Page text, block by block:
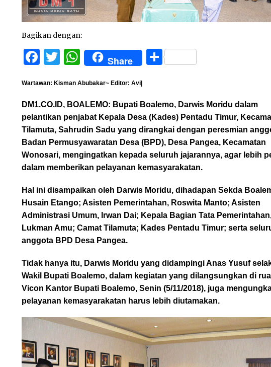
Bagikan dengan:
Facebook
Twitter
WhatsApp
Share Share
Wartawan: Kisman Abubakar~ Editor: Avi|
DM1.CO.ID, BOALEMO: Bupati Boalemo, Darwis Moridu dalam
pelantikan penjabat Kepala Desa (Kades) Pentadu Timur,
Tilamuta, Sahrudin Sadu yang dirangkai dengan peresmian
Badan Permusyawaratan Desa (BPD), Desa Pangea, Kecamatan
Wonosari, mengingatkan kepada seluruh jajarannya, agar lebih
dalam memberikan pelayanan kemasyarakatan.
Hal ini disampaikan oleh Darwis Moridu, dihadapan Sekda
Husain Etango; Asisten Pemerintahan, Roswita Manto; Asisten
Administrasi Umum, Irwan Dai; Kepala Bagian Tata
Lukman Amu; Camat Tilamuta; Kades Pentadu Timur; serta
anggota BPD Desa Pangea.
Tidak hanya itu, Darwis Moridu yang didampingi Anas Yusuf
Wakil Bupati Boalemo, dalam kegiatan yang dilangsungkan di
Vicon Kantor Bupati Boalemo, Senin (5/11/2018), juga
pelayanan kemasyarakatan harus lebih diutamakan.